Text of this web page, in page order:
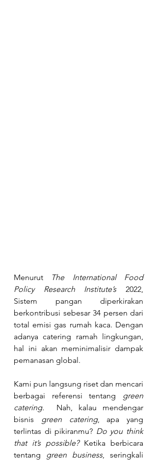
Menurut The International Food
Policy Research Institute’s 2022,
Sistem pangan diperkirakan
berkontribusi sebesar 34 persen dari
total emisi gas rumah kaca. Dengan
adanya catering ramah lingkungan,
hal ini akan meminimalisir dampak
pemanasan global.
Kami pun langsung riset dan mencari
berbagai referensi tentang green
catering. Nah, kalau mendengar
bisnis green catering, apa yang
terlintas di pikiranmu? Do you think
that it’s possible? Ketika berbicara
tentang green business, seringkali